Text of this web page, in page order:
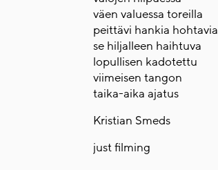
väen valuessa toreilla
peittävi hankia hohtavia
se hiljalleen haihtuva
lopullisen kadotettu
viimeisen tangon
taika-aika ajatus
Kristian Smeds
just filming